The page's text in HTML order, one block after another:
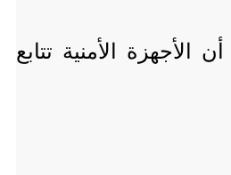
الأمنية تتابع